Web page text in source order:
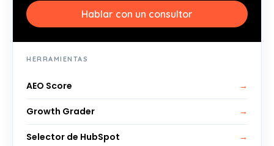
Hablar con un consultor
HERRAMIENTAS
AEO Score →
Growth Grader →
Selector de HubSpot →